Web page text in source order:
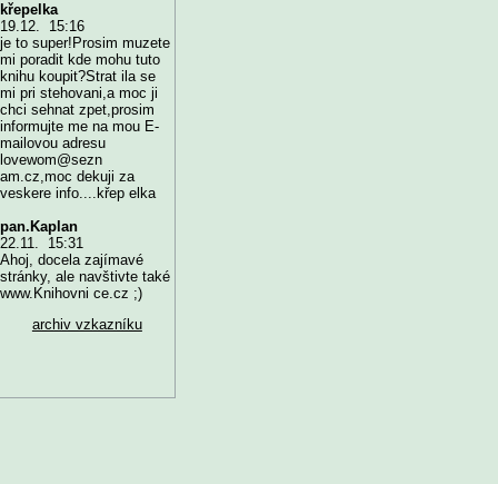
křepelka
19.12. 15:16
je to super!Prosim muzete
mi poradit kde mohu tuto
knihu koupit?Strat ila se
mi pri stehovani,a moc ji
chci sehnat zpet,prosim
informujte me na mou E-
mailovou adresu
lovewom@sezn
am.cz,moc dekuji za
veskere info....křep elka
pan.Kaplan
22.11. 15:31
Ahoj, docela zajímavé
stránky, ale navštivte také
www.Knihovni ce.cz ;)
archiv vzkazníku